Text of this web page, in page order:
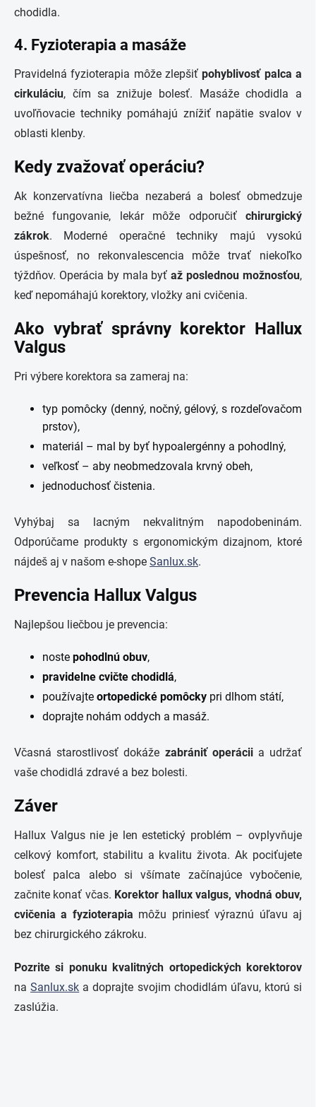
chodidla.
4. Fyzioterapia a masáže
Pravidelná fyzioterapia môže zlepšiťpohyblivosť palca a
cirkuláciu, čím sa znižuje bolesť. Masáže chodidla a
uvoľňovacie techniky pomáhajú znížiť napätie svalov v
oblasti klenby.
Kedy zvažovať operáciu?
Ak konzervatívna liečba nezaberá a bolesť obmedzuje
bežné fungovanie, lekár môže odporučiť chirurgický
zákrok. Moderné operačné techniky majú vysokú
úspešnosť, no rekonvalescencia môže trvať niekoľko
týždňov. Operácia by mala byťaž poslednou možnosťou,
keď nepomáhajú korektory, vložky ani cvičenia.
Ako vybrať správny korektor Hallux
Valgus
Pri výbere korektora sa zameraj na:
typ pomôcky (denný, nočný, gélový, s rozdeľovačom
prstov),
materiál – mal by byť hypoalergénny a pohodlný,
veľkosť – aby neobmedzovala krvný obeh,
jednoduchosť čistenia.
Vyhýbaj sa lacným nekvalitným napodobeninám.
Odporúčame produkty s ergonomickým dizajnom, ktoré
nájdeš aj v našom e-shope Sanlux.sk.
Prevencia Hallux Valgus
Najlepšou liečbou je prevencia:
noste pohodlnú obuv,
pravidelne cvičte chodidlá,
používajte ortopedické pomôcky pri dlhom státí,
doprajte nohám oddych a masáž.
Včasná starostlivosť dokáže zabrániť operáciia udržať
vaše chodidlá zdravé a bez bolesti.
Záver
Hallux Valgus nie je len estetický problém – ovplyvňuje
celkový komfort, stabilitu a kvalitu života. Ak pociťujete
bolesť palca alebo si všímate začínajúce vybočenie,
začnite konať včas. Korektor hallux valgus, vhodná obuv,
cvičenia a fyzioterapia môžu priniesť výraznú úľavu aj
bez chirurgického zákroku.
Pozrite si ponuku kvalitných ortopedických korektorov
naSanlux.sk a doprajte svojim chodidlám úľavu, ktorú si
zaslúžia.